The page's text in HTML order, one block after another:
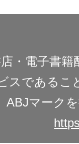
・電子書
スであるこ
ABJマーク